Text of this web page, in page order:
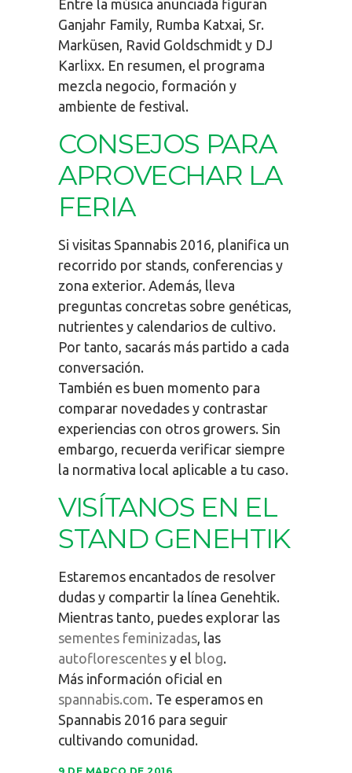
Entre la música anunciada figuran
Ganjahr Family, Rumba Katxai, Sr.
Marküsen, Ravid Goldschmidt y DJ
Karlixx. En resumen, el programa
mezcla negocio, formación y
ambiente de festival.
CONSEJOS PARA
APROVECHAR LA
FERIA
Si visitas Spannabis 2016, planifica un
recorrido por stands, conferencias y
zona exterior. Además, lleva
preguntas concretas sobre genéticas,
nutrientes y calendarios de cultivo.
Por tanto, sacarás más partido a cada
conversación.
También es buen momento para
comparar novedades y contrastar
experiencias con otros growers. Sin
embargo, recuerda verificar siempre
la normativa local aplicable a tu caso.
VISÍTANOS EN EL
STAND GENEHTIK
Estaremos encantados de resolver
dudas y compartir la línea Genehtik.
Mientras tanto, puedes explorar las
sementes feminizadas , las
autoflorescentes y el blog.
Más información oficial en
spannabis.com. Te esperamos en
Spannabis 2016 para seguir
cultivando comunidad.